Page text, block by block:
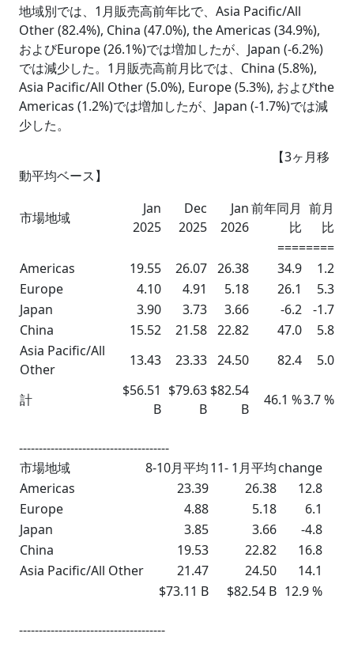
地域別では、1月販売高前年比で、Asia Pacific/All
Other (82.4%), China (47.0%), the Americas (34.9%),
およびEurope (26.1%)では増加したが、Japan (-6.2%)
では減少した。1月販売高前月比では、China (5.8%),
Asia Pacific/All Other (5.0%), Europe (5.3%), およびthe
Americas (1.2%)では増加したが、Japan (-1.7%)では減
少した。
【3ヶ月移
動平均ベース】
市場地域
Jan
2025
Dec
2025
Jan
2026
前年同月
比
前月
比
========
Americas
19.55 26.07 26.38 34.9
1.2
Europe
4.10 4.91 5.18 26.1
5.3
Japan
3.90 3.73 3.66 -6.2
-1.7
China
15.52 21.58 22.82 47.0
5.8
Asia Pacific/All
Other
13.43 23.33 24.50 82.4 5.0
計
$56.51
B
$79.63
B
$82.54
B
46.1 %3.7 %
--------------------------------------
市場地域
8-10月平均11- 1月平均change
Americas
23.39 26.38
12.8
Europe
4.88 5.18
6.1
Japan
3.85 3.66
-4.8
China
19.53 22.82
16.8
Asia Pacific/All Other
21.47 24.50
14.1
$73.11 B
$82.54 B 12.9 %
-------------------------------------